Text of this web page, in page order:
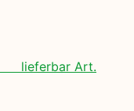
lieferbar Art.